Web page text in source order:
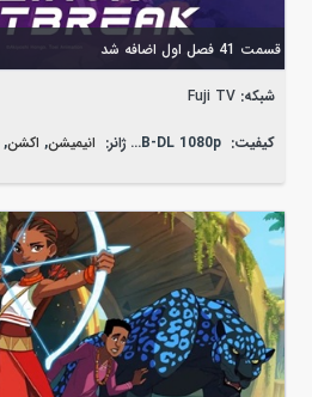
قسمت 41 فصل اول اضافه شد
شبکه: Fuji TV
کیفیت: WEB-DL 1080p ژانر: انیمیشن, اکشن,